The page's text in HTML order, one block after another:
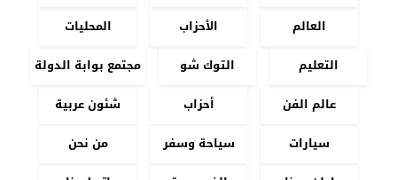
العالم
الأحزاب
المحليات
التعليم
التوك شو
مجتمع بوابة الدولة
عالم الفن
أحزاب
شئون عربية
سيارات
سياحة وسفر
من نحن